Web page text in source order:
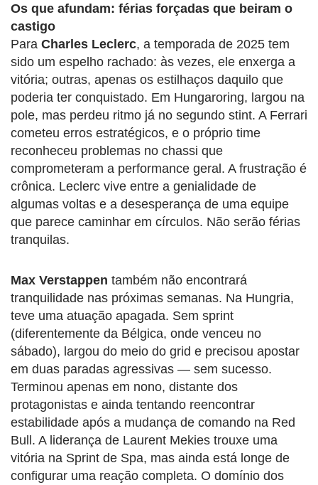
Os que afundam: férias forçadas que beiram o
castigo
Para Charles Leclerc, a temporada de 2025 tem
sido um espelho rachado: às vezes, ele enxerga a
vitória; outras, apenas os estilhaços daquilo que
poderia ter conquistado. Em Hungaroring, largou na
pole, mas perdeu ritmo já no segundo stint. A Ferrari
cometeu erros estratégicos, e o próprio time
reconheceu problemas no chassi que
comprometeram a performance geral. A frustração é
crônica. Leclerc vive entre a genialidade de
algumas voltas e a desesperança de uma equipe
que parece caminhar em círculos. Não serão férias
tranquilas.
Max Verstappen também não encontrará
tranquilidade nas próximas semanas. Na Hungria,
teve uma atuação apagada. Sem sprint
(diferentemente da Bélgica, onde venceu no
sábado), largou do meio do grid e precisou apostar
em duas paradas agressivas — sem sucesso.
Terminou apenas em nono, distante dos
protagonistas e ainda tentando reencontrar
estabilidade após a mudança de comando na Red
Bull. A liderança de Laurent Mekies trouxe uma
vitória na Sprint de Spa, mas ainda está longe de
configurar uma reação completa. O domínio dos